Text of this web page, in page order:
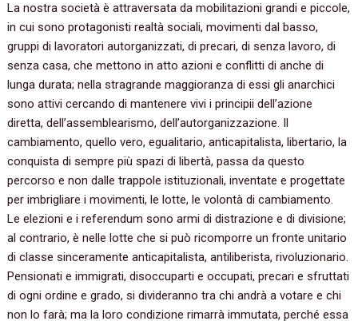
La nostra società è attraversata da mobilitazioni grandi e piccole,
in cui sono protagonisti realtà sociali, movimenti dal basso,
gruppi di lavoratori autorganizzati, di precari, di senza lavoro, di
senza casa, che mettono in atto azioni e conflitti di anche di
lunga durata; nella stragrande maggioranza di essi gli anarchici
sono attivi cercando di mantenere vivi i principii dell’azione
diretta, dell’assemblearismo, dell’autorganizzazione. Il
cambiamento, quello vero, egualitario, anticapitalista, libertario, la
conquista di sempre più spazi di libertà, passa da questo
percorso e non dalle trappole istituzionali, inventate e progettate
per imbrigliare i movimenti, le lotte, le volontà di cambiamento.
Le elezioni e i referendum sono armi di distrazione e di divisione;
al contrario, è nelle lotte che si può ricomporre un fronte unitario
di classe sinceramente anticapitalista, antiliberista, rivoluzionario.
Pensionati e immigrati, disoccuparti e occupati, precari e sfruttati
di ogni ordine e grado, si divideranno tra chi andrà a votare e chi
non lo farà; ma la loro condizione rimarrà immutata, perché essa